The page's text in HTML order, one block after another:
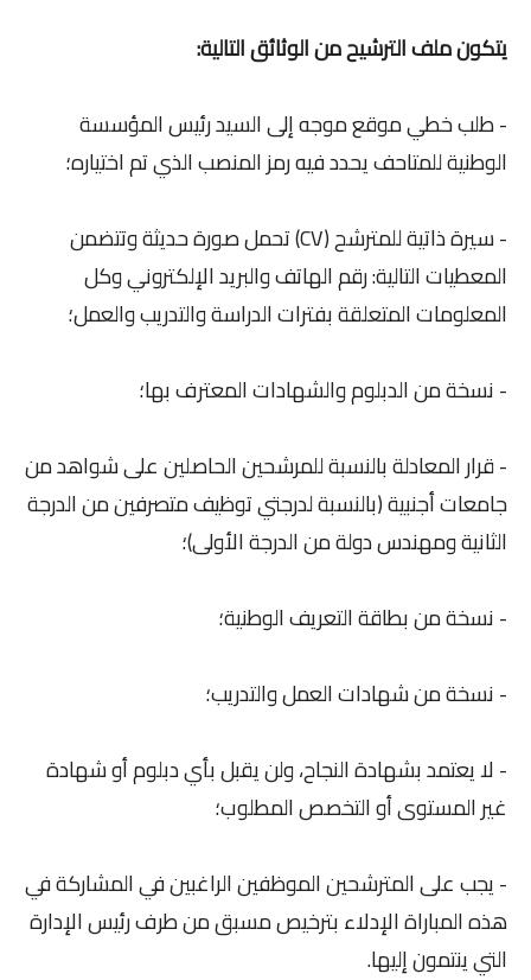
يتكون ملف الترشيح من الوثائق التالية:
- طلب خطي موقع موجه إلى السيد رئيس المؤسسة
الوطنية للمتاحف يحدد فيه رمز المنصب الذي تم اختياره؛
- سيرة ذاتية للمترشح (CV) تحمل صورة حديثة وتتضمن
المعطيات التالية: رقم الهاتف والبريد الإلكتروني وكل
المعلومات المتعلقة بفترات الدراسة والتدريب والعمل؛
- نسخة من الدبلوم والشهادات المعترف بها؛
- قرار المعادلة بالنسبة للمرشحين الحاصلين على شواهد من
جامعات أجنبية (بالنسبة لدرجتي توظيف متصرفين من الدرجة
الثانية ومهندس دولة من الدرجة الأولى)؛
- نسخة من بطاقة التعريف الوطنية؛
- نسخة من شهادات العمل والتدريب؛
- لا يعتمد بشهادة النجاح، ولن يقبل بأي دبلوم أو شهادة
غير المستوى أو التخصص المطلوب؛
- يجب على المترشحين الموظفين الراغبين في المشاركة في
هذه المباراة الإدلاء بترخيص مسبق من طرف رئيس الإدارة
التي ينتمون إليها.